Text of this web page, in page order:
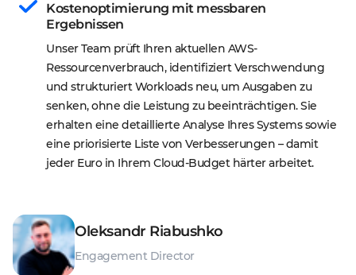
Oleksandr Riabushko
Engagement Director
Kostenoptimierung mit messbaren
Ergebnissen
Unser Team prüft Ihren aktuellen AWS-
Ressourcenverbrauch, identifiziert Verschwendung
und strukturiert Workloads neu, um Ausgaben zu
senken, ohne die Leistung zu beeinträchtigen. Sie
erhalten eine detaillierte Analyse Ihres Systems sowie
eine priorisierte Liste von Verbesserungen – damit
jeder Euro in Ihrem Cloud-Budget härter arbeitet.